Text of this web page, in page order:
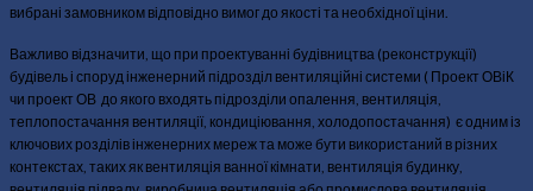
вибрані замовником відповідно вимог до якості та необхідної ціни.
Важливо відзначити, що при проектуванні будівництва (реконструкції)
будівель і споруд інженерний підрозділ вентиляційні системи ( Проект ОВіК
чи проект ОВ до якого входять підрозділи опалення, вентиляція,
теплопостачання вентиляції, кондиціювання, холодопостачання) є одним із
ключових розділів інженерних мереж та може бути використаний в різних
контекстах, таких як вентиляція ванної кімнати, вентиляція будинку,